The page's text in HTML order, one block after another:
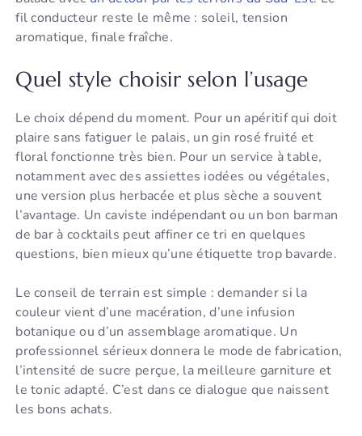
fil conducteur reste le même : soleil, tension
aromatique, finale fraîche.
Quel style choisir selon l’usage
Le choix dépend du moment. Pour un apéritif qui doit
plaire sans fatiguer le palais, un gin rosé fruité et
floral fonctionne très bien. Pour un service à table,
notamment avec des assiettes iodées ou végétales,
une version plus herbacée et plus sèche a souvent
l’avantage. Un caviste indépendant ou un bon barman
de bar à cocktails peut affiner ce tri en quelques
questions, bien mieux qu’une étiquette trop bavarde.
Le conseil de terrain est simple : demander si la
couleur vient d’une macération, d’une infusion
botanique ou d’un assemblage aromatique. Un
professionnel sérieux donnera le mode de fabrication,
l’intensité de sucre perçue, la meilleure garniture et
le tonic adapté. C’est dans ce dialogue que naissent
les bons achats.